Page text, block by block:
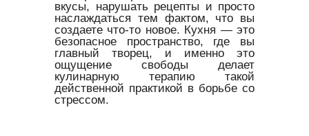
вкусы, нарушать рецепты и просто
наслаждаться тем фактом, что вы
создаете что-то новое. Кухня — это
безопасное пространство, где вы
главный творец, и именно это
ощущение свободы делает
кулинарную терапию такой
действенной практикой в борьбе со
стрессом.